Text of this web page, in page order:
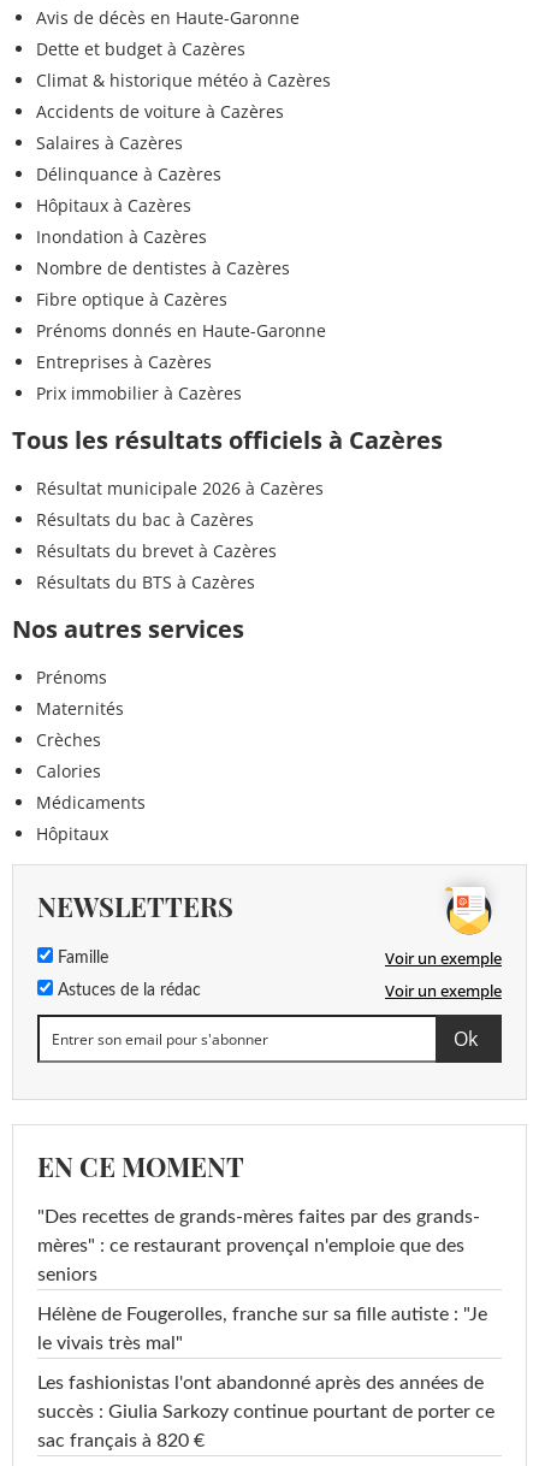
Avis de décès en Haute-Garonne
Dette et budget à Cazères
Climat & historique météo à Cazères
Accidents de voiture à Cazères
Salaires à Cazères
Délinquance à Cazères
Hôpitaux à Cazères
Inondation à Cazères
Nombre de dentistes à Cazères
Fibre optique à Cazères
Prénoms donnés en Haute-Garonne
Entreprises à Cazères
Prix immobilier à Cazères
Tous les résultats officiels à Cazères
Résultat municipale 2026 à Cazères
Résultats du bac à Cazères
Résultats du brevet à Cazères
Résultats du BTS à Cazères
Nos autres services
Prénoms
Maternités
Crèches
Calories
Médicaments
Hôpitaux
NEWSLETTERS
Famille Voir un exemple
Astuces de la rédac Voir un exemple
EN CE MOMENT
"Des recettes de grands-mères faites par des grands-
mères" : ce restaurant provençal n'emploie que des
seniors
Hélène de Fougerolles, franche sur sa fille autiste : "Je
le vivais très mal"
Les fashionistas l'ont abandonné après des années de
succès : Giulia Sarkozy continue pourtant de porter ce
sac français à 820 €